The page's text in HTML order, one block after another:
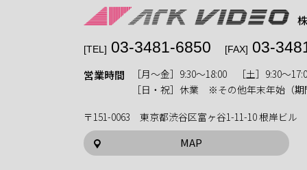
[TEL] 03-3481-6850 [FAX] 03-
営業時間
［月〜金］9:30〜18:00 ［土］9:30〜
［日・祝］休業 ※その他年末年始（期
〒151-0063 東京都渋谷区富ヶ谷1-11-10 根岸ビル
MAP